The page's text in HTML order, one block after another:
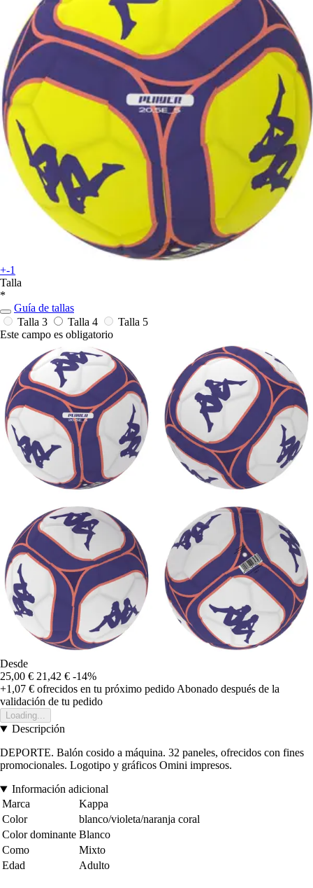
+-1
Talla
*
Guía de tallas
Talla 3
Talla 4
Talla 5
Este campo es obligatorio
Desde
25,00 € 21,42 € -14%
+1,07 € ofrecidos en tu próximo pedido Abonado después de la
validación de tu pedido
Loading...
Descripción
DEPORTE. Balón cosido a máquina. 32 paneles, ofrecidos con fines
promocionales. Logotipo y gráficos Omini impresos.
Información adicional
Marca
Kappa
Color
blanco/violeta/naranja coral
Color dominante Blanco
Como
Mixto
Edad
Adulto